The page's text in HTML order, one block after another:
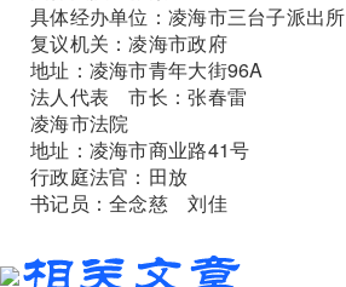
具体经办单位：凌海市三台子派出所
复议机关：凌海市政府
地址：凌海市青年大街96A
法人代表 市长：张春雷
凌海市法院
地址：凌海市商业路41号
行政庭法官：田放
书记员：全念慈 刘佳